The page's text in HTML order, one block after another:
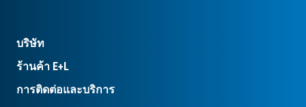
บริษัท
ร้านค้า E+L
การติดต่อและบริการ